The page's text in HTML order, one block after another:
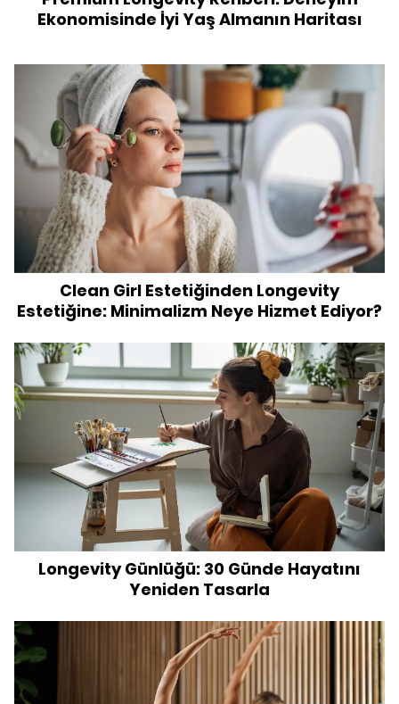
Ekonomisinde İyi Yaş Almanın Haritası
Clean Girl Estetiğinden Longevity
Estetiğine: Minimalizm Neye Hizmet Ediyor?
Longevity Günlüğü: 30 Günde Hayatını
Yeniden Tasarla